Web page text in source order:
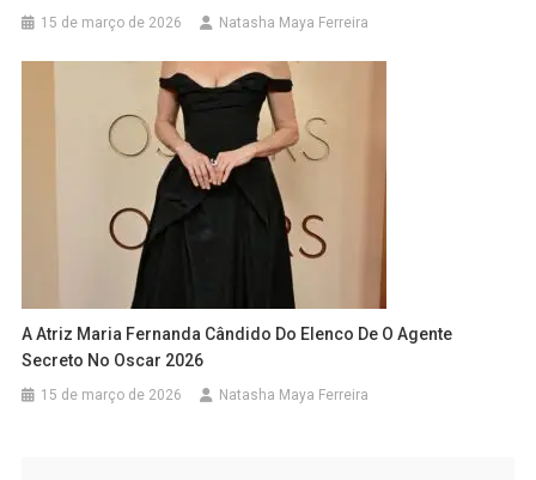
15 de março de 2026 Natasha Maya Ferreira
A Atriz Maria Fernanda Cândido Do Elenco De O Agente
Secreto No Oscar 2026
15 de março de 2026 Natasha Maya Ferreira